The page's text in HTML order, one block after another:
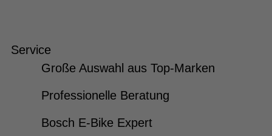
Service
Große Auswahl aus Top-Marken
Professionelle Beratung
Bosch E-Bike Expert